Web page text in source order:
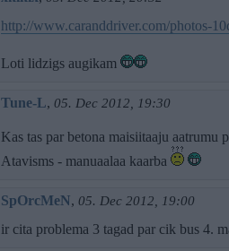
http://www.caranddriver.com/photos-
Loti lidzigs augikam
Tune-L, 05. Dec 2012, 19:30
Kas tas par betona maisiitaaju aatrumu
Atavisms - manuaalaa kaarba
SpOrcMeN, 05. Dec 2012, 19:00
ir cita problema 3 tagad par cik bus 4.